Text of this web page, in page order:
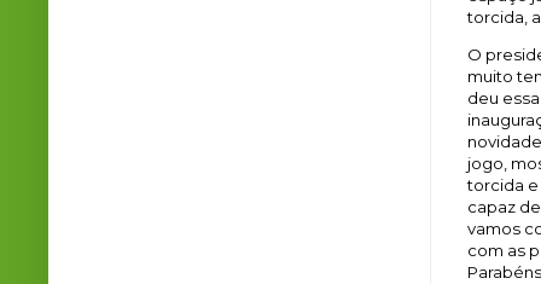
torcida,
O
muito
deu
jogo,
torcida e
capaz
vamos
com as